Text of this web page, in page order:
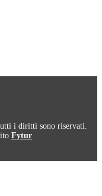
i diritti sono riservati.
Fytur